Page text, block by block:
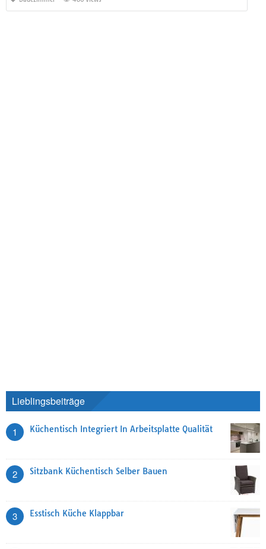
Lieblingsbeiträge
1 Küchentisch Integriert In Arbeitsplatte Qualität
2 Sitzbank Küchentisch Selber Bauen
3 Esstisch Küche Klappbar